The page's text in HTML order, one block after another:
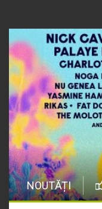
NOUTĂȚI